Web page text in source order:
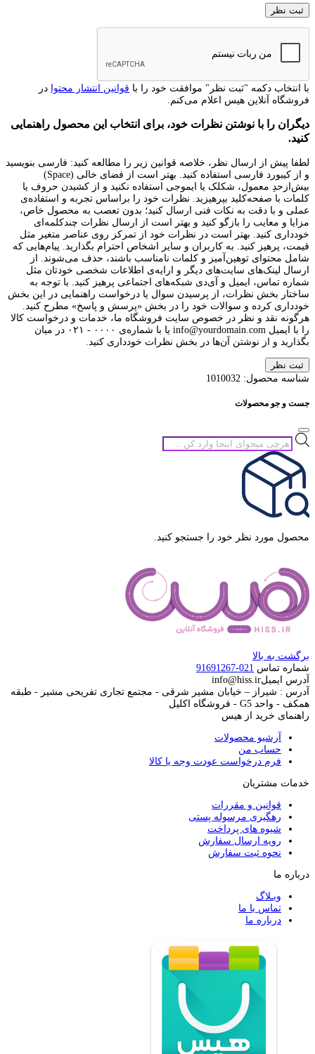
با انتخاب دکمه "ثبت نظر" موافقت خود را با قوانین انتشار محتوا در
فروشگاه آنلاین هیس اعلام می‌کنم.
دیگران را با نوشتن نظرات خود، برای انتخاب این محصول راهنمایی
کنید.
لطفا پیش از ارسال نظر، خلاصه قوانین زیر را مطالعه کنید: فارسی بنویسید
و از کیبورد فارسی استفاده کنید. بهتر است از فضای خالی (Space)
بیش‌از‌حدِ معمول، شکلک یا ایموجی استفاده نکنید و از کشیدن حروف یا
کلمات با صفحه‌کلید بپرهیزید. نظرات خود را براساس تجربه و استفاده‌ی
عملی و با دقت به نکات فنی ارسال کنید؛ بدون تعصب به محصول خاص،
مزایا و معایب را بازگو کنید و بهتر است از ارسال نظرات چندکلمه‌‌ای
خودداری کنید. بهتر است در نظرات خود از تمرکز روی عناصر متغیر مثل
قیمت، پرهیز کنید. به کاربران و سایر اشخاص احترام بگذارید. پیام‌هایی که
شامل محتوای توهین‌آمیز و کلمات نامناسب باشند، حذف می‌شوند. از
ارسال لینک‌های سایت‌های دیگر و ارایه‌ی اطلاعات شخصی خودتان مثل
شماره تماس، ایمیل و آی‌دی شبکه‌های اجتماعی پرهیز کنید. با توجه به
ساختار بخش نظرات، از پرسیدن سوال یا درخواست راهنمایی در این بخش
خودداری کرده و سوالات خود را در بخش «پرسش و پاسخ» مطرح کنید.
هرگونه نقد و نظر در خصوص سایت فروشگاه ما، خدمات و درخواست کالا
را با ایمیل info@yourdomain.com یا با شماره‌ی ۰۰۰۰ - ۰۲۱ در میان
بگذارید و از نوشتن آن‌ها در بخش نظرات خودداری کنید.
ثبت نظر
شناسه محصول: 1010032
جست و جو محصولات
جستجوی
محصولات
محصول مورد نظر خود را جستجو کنید.
برگشت به بالا
شماره تماس 021-91691267
آدرس ایمیلinfo@hiss.ir
آدرس : شیراز – خیابان مشیر شرقی - مجتمع تجاری تفریحی مشیر - طبقه
همکف - واحد G5 - فروشگاه اکلیل
راهنمای خرید از هیس
آرشیو محصولات
حساب من
فرم درخواست عودت وجه یا کالا
خدمات مشتریان
قوانین و مقررات
رهگیری مرسوله پستی
شیوه های پرداخت
رویه ارسال سفارش
نحوه ثبت سفارش
درباره ما
وبـلاگ
تماس با ما
درباره ما